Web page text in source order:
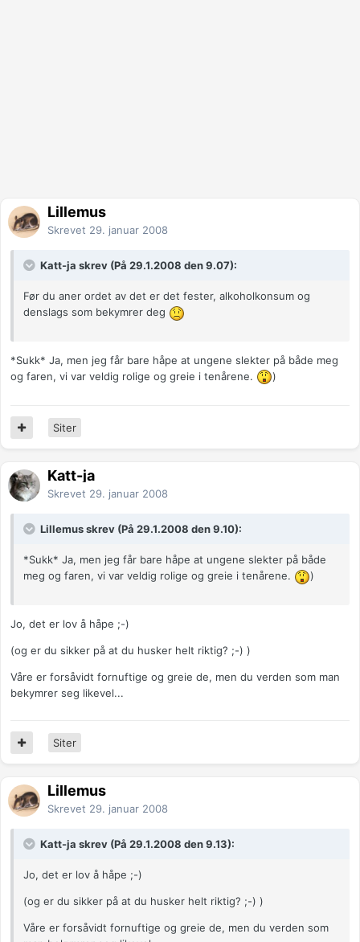
Lillemus
Skrevet 29. januar 2008
Katt-ja skrev (På 29.1.2008 den 9.07):
Før du aner ordet av det er det fester, alkoholkonsum og
denslags som bekymrer deg
*Sukk* Ja, men jeg får bare håpe at ungene slekter på både meg
og faren, vi var veldig rolige og greie i tenårene.
)
Siter
Katt-ja
Skrevet 29. januar 2008
Lillemus skrev (På 29.1.2008 den 9.10):
*Sukk* Ja, men jeg får bare håpe at ungene slekter på både
meg og faren, vi var veldig rolige og greie i tenårene.
)
Jo, det er lov å håpe ;-)
(og er du sikker på at du husker helt riktig? ;-) )
Våre er forsåvidt fornuftige og greie de, men du verden som man
bekymrer seg likevel...
Siter
Lillemus
Skrevet 29. januar 2008
Katt-ja skrev (På 29.1.2008 den 9.13):
Jo, det er lov å håpe ;-)
(og er du sikker på at du husker helt riktig? ;-) )
Våre er forsåvidt fornuftige og greie de, men du verden som